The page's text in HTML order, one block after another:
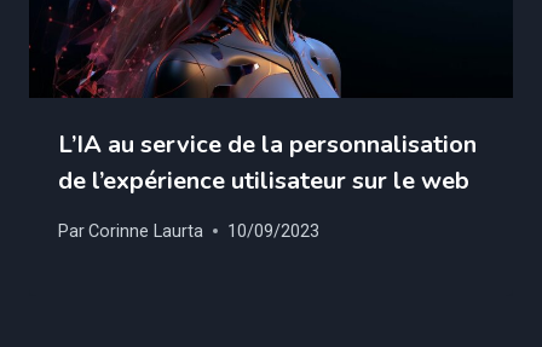
L’IA au service de la personnalisation
de l’expérience utilisateur sur le web
ParCorinne Laurta 10/09/2023